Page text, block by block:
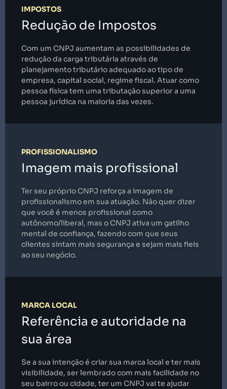
IMPOSTOS
Redução de Impostos
Com um CNPJ aumentam as possibilidades de
redução da carga tributária através de
planejamento tributário adequado ao tipo de
empresa, capital social, regime fiscal. Atuar como
pessoa física tem uma tributação superior a uma
pessoa jurídica na maioria das vezes.
PROFISSIONALISMO
Imagem mais profissional
Ter seu próprio CNPJ reforça a imagem de
profissionalismo em sua atuação. Não quer dizer
que você é menos profissional como
autônomo/liberal, mas o CNPJ ativa um gatilho
mental de confiança, fazendo com que seus
clientes sintam mais segurança e sejam mais fieis
ao seu negócio.
MARCA LOCAL
Referência e autoridade na
sua área
Se a sua intenção é criar sua marca local e ter mais
visibilidade, ser lembrado com mais facilidade no
seu bairro ou cidade, ter um CNPJ vai te ajudar